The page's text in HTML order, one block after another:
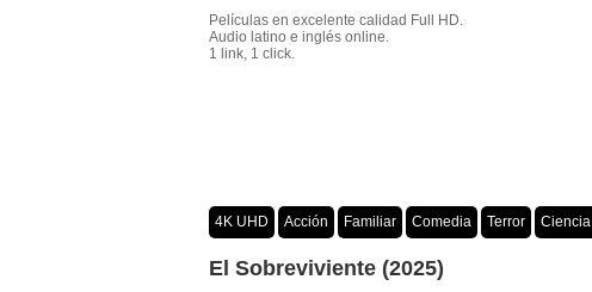
Películas en excelente calidad Full HD.
Audio latino e inglés online.
1 link, 1 click.
4K UHD Acción Familiar Comedia Terror
El Sobreviviente (2025)